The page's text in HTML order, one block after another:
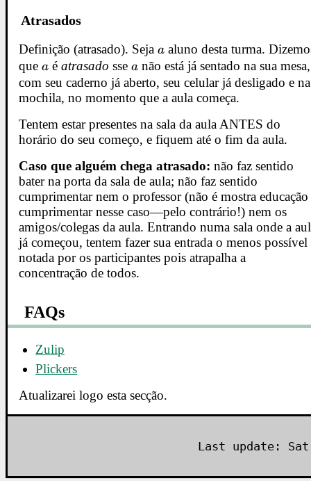
Atrasados
Definição (atrasado). Sejaa
a aluno desta turma.
quea
a éatrasado ssea
a não está já sentado na sua mesa,
com seu caderno já aberto, seu celular já desligado e na
mochila, no momento que a aula começa.
Tentem estar presentes na sala da aula ANTES do
horário do seu começo, e fiquem até o fim da aula.
Caso que alguém chega atrasado: não faz sentido
bater na porta da sala de aula; não faz sentido
cumprimentar nem o professor (não é mostra educação
cumprimentar nesse caso—pelo contrário!) nem os
amigos/colegas da aula. Entrando numa sala onde a
já começou, tentem fazer sua entrada o menos possível
notada por os participantes pois atrapalha a
concentração de todos.
FAQs
Zulip
Plickers
Atualizarei logo esta secção.
Last update: